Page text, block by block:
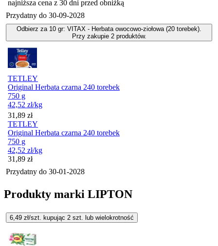
najniższa cena z 30 dni przed obniżką
Przydatny do 30-09-2028
Odbierz za 10 gr: VITAX - Herbata owocowo-ziołowa (20 torebek).
Przy zakupie 2 produktów.
TETLEY
Original Herbata czarna 240 torebek
750 g
42,52 zł/kg
Cena
31,89 zł
TETLEY
Original Herbata czarna 240 torebek
750 g
42,52 zł/kg
Cena
31,89 zł
Przydatny do 30-01-2028
Produkty marki LIPTON
6,49 zł/szt. kupując 2 szt. lub wielokrotność